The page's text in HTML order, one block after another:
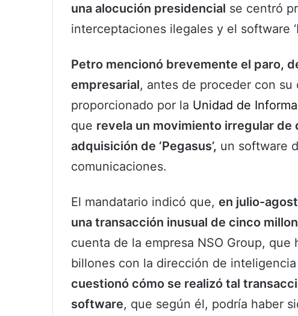
una alocución presidencial se centró
interceptaciones ilegales y el software
Petro mencionó brevemente el paro,
empresarial, antes de proceder con
proporcionado por la Unidad de
que revela un movimiento irregular de
adquisición de ‘Pegasus’, un software
comunicaciones.
El mandatario indicó que, en julio-
una transacción inusual de cinco
cuenta de la empresa NSO Group, que
billones con la dirección de
cuestionó cómo se realizó tal
software, que según él, podría haber